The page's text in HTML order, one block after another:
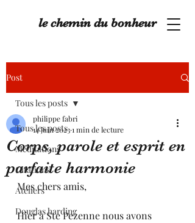
le chemin du bonheur
Post
Tous les posts
Méditations
Citations
Ateliers
Douglas harding
Tous les posts
Corps, parole et esprit en
parfaite harmonie
philippe fabri
14 juin 20231 min de lecture
Mes chers amis,
Hier à Ste Pezenne nous avons